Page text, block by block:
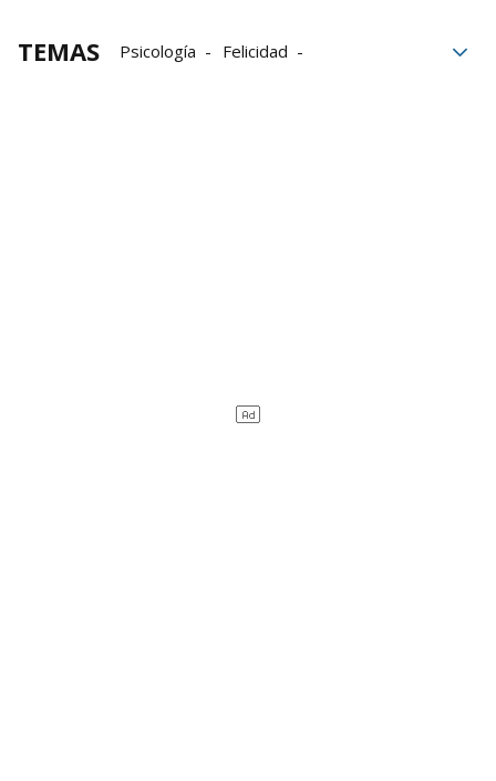
TEMAS Psicología
Felicidad